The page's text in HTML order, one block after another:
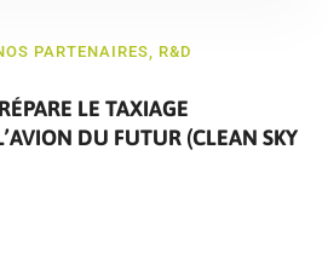
PARTENAIRES, R&D
LE TAXIAGE
DU FUTUR (CLEAN SKY